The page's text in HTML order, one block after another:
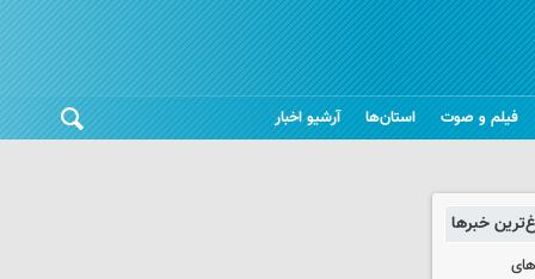
فیلم و صوت استان‌ها آرشیو اخبار
خبرها